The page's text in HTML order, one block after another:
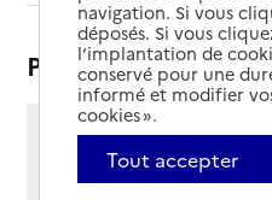
Présentation
11350 - Tuchan
navigation. Si vous
déposés. Si vous
l’implantation de
conservé pour une
informé et modifier
cookies ».
Tout accepter